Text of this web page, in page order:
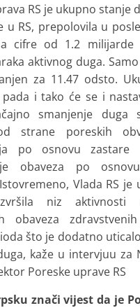
i
h
v
i
j
e
RS je ukupno stanje
u RS, prepolovila u
cifre od 1.2 milijarde
aktivnog duga.
za 11.47 odsto.
i tako će se i
smanjenje duga
strane poreskih
po osnovu
obaveza po
Vlada RS
niz aktivnosti
obaveza
što je dodatno
kaže u intervjuu za
Poreske uprave RS
znači vijest da je